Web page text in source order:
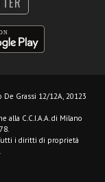
Grassi 12/12A, 20123
alla C.C.I.A.A. di Milano
i diritti di proprietà